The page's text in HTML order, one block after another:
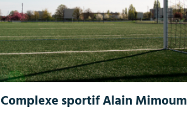
Complexe sportif Alain Mimoum